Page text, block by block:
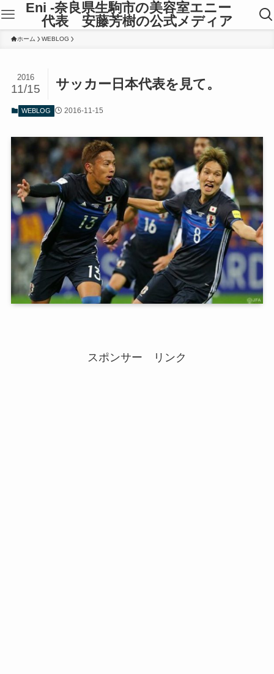
Eni -奈良県生駒市の美容室エニー
代表 安藤芳樹の公式メディア
ホーム WEBLOG
サッカー日本代表を見て。
2016
11/15
WEBLOG 2016-11-15
スポンサー リンク